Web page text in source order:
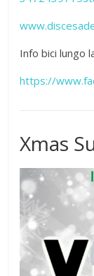
Info bici lungo
https://
Xmas